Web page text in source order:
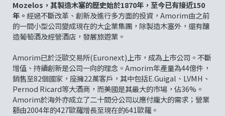
Mozelos，其製造木塞的歷史始於1870年，至今已有接近150
年。 經過不斷改革、創新及進行多方面的投資，Amorim由之前
的一間小型公司變成現在的大企業集團，除製造木塞外，還有釀
造葡萄酒及經營酒店，發展旅遊業。
Amorim已於泛歐交易所(Euronext)上市，成為上市公司。不斷
增值、持續創新是公司一向的理念。Amorim年產量為44億件，
銷售至82個國家，座擁22萬客戶，其中包括E.Guigal、LVMH、
Pernod Ricard等大酒商，而美國是其最大的市場，佔36%。
Amorim於海外亦成立了二十間分公司以應付龐大的需求；營業
額由2004年的427歐羅增長至現在的641歐羅。